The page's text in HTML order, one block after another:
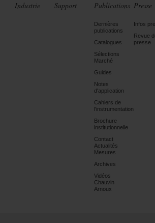
Industrie Support Publications
Dernières
publications
Catalogues
Sélections
Marché
Guides
Notes
d'application
Cahiers de
l'instrumentation
Brochure
institutionnelle
Contact
Actualités
Mesures
Archives
Vidéos
Chauvin
Arnoux
Presse
Infos
Revue
presse